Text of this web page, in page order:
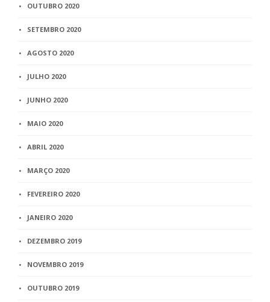
OUTUBRO 2020
SETEMBRO 2020
AGOSTO 2020
JULHO 2020
JUNHO 2020
MAIO 2020
ABRIL 2020
MARÇO 2020
FEVEREIRO 2020
JANEIRO 2020
DEZEMBRO 2019
NOVEMBRO 2019
OUTUBRO 2019